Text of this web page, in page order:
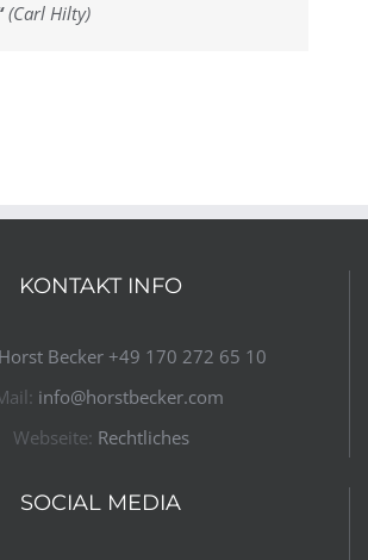
(Carl Hilty)
KONTAKT INFO
Horst Becker ​+49 170 272 65 10​
info@horstbecker.com
Webseite: Rechtliches
SOCIAL MEDIA